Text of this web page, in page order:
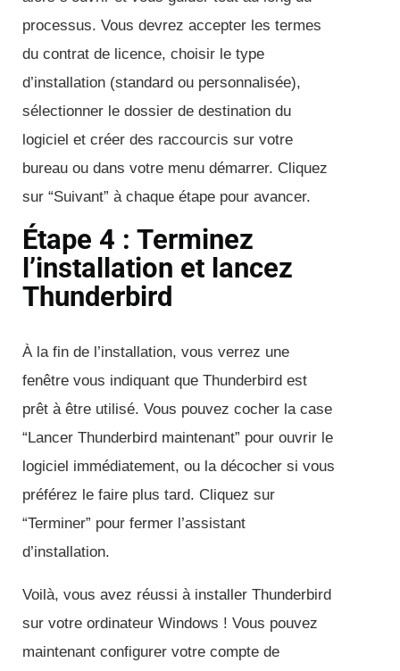
processus. Vous devrez accepter les termes
du contrat de licence, choisir le type
d’installation (standard ou personnalisée),
sélectionner le dossier de destination du
logiciel et créer des raccourcis sur votre
bureau ou dans votre menu démarrer. Cliquez
sur “Suivant” à chaque étape pour avancer.
Étape 4 : Terminez
l’installation et lancez
Thunderbird
À la fin de l’installation, vous verrez une
fenêtre vous indiquant que Thunderbird est
prêt à être utilisé. Vous pouvez cocher la case
“Lancer Thunderbird maintenant” pour ouvrir le
logiciel immédiatement, ou la décocher si vous
préférez le faire plus tard. Cliquez sur
“Terminer” pour fermer l’assistant
d’installation.
Voilà, vous avez réussi à installer Thunderbird
sur votre ordinateur Windows ! Vous pouvez
maintenant configurer votre compte de